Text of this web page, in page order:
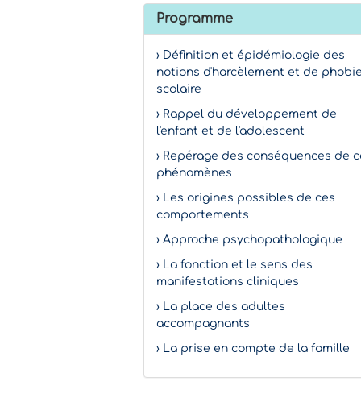
Programme
› Définition et épidémiologie des
notions d'harcèlement et de
scolaire
› Rappel du développement de
l'enfant et de l'adolescent
› Repérage des conséquences de
phénomènes
› Les origines possibles de ces
comportements
› Approche psychopathologique
› La fonction et le sens des
manifestations cliniques
› La place des adultes
accompagnants
› La prise en compte de la famille